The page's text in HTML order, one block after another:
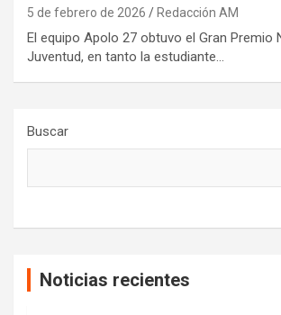
5 de febrero de 2026 Redacción AM
El equipo Apolo 27 obtuvo el Gran Premio
Juventud, en tanto la estudiante…
Buscar
Noticias recientes